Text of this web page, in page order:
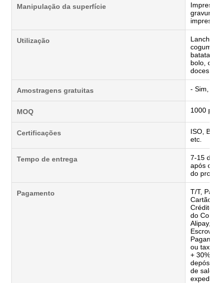
Manipulação da superfície
gravura
Utilização
Lanche,
batatas
bolo,
doces,
Amostragens gratuitas - Sim,
MOQ 1000
Certificações
ISO,
etc.
Tempo de entrega
7-15 dias
após
do
Pagamento
T/T,
Cartão de
Crédito,
do
Alipay,
Escrow,
ou taxa
+ 30% de
depósito
de saldo